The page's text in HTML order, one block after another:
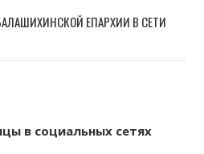
ЕПАРХИИ В СЕТИ
в социальных сетях